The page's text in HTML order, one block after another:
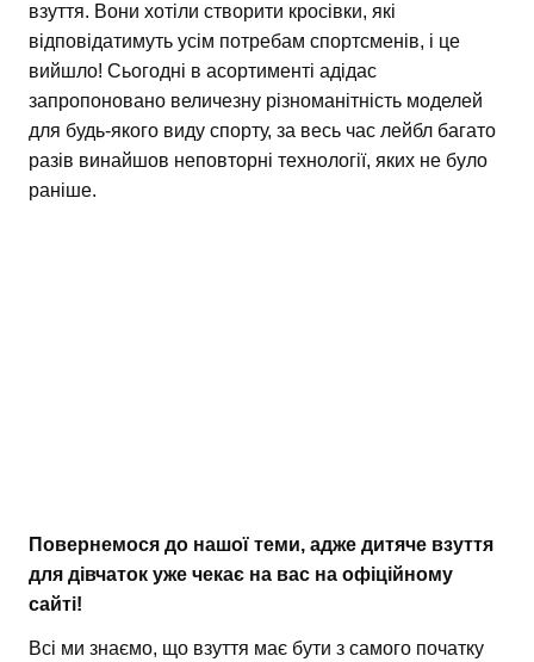
взуття. Вони хотіли створити кросівки, які
відповідатимуть усім потребам спортсменів, і це
вийшло! Сьогодні в асортименті адідас
запропоновано величезну різноманітність моделей
для будь-якого виду спорту, за весь час лейбл багато
разів винайшов неповторні технології, яких не було
раніше.
Повернемося до нашої теми, адже дитяче взуття
для дівчаток уже чекає на вас на офіційному
сайті!
Всі ми знаємо, що взуття має бути з самого початку